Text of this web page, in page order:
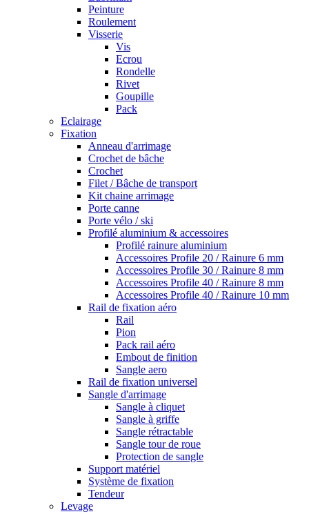
Peinture
Roulement
Visserie
Vis
Ecrou
Rondelle
Rivet
Goupille
Pack
Eclairage
Fixation
Anneau d'arrimage
Crochet de bâche
Crochet
Filet / Bâche de transport
Kit chaine arrimage
Porte canne
Porte vélo / ski
Profilé aluminium & accessoires
Profilé rainure aluminium
Accessoires Profile 20 / Rainure 6 mm
Accessoires Profile 30 / Rainure 8 mm
Accessoires Profile 40 / Rainure 8 mm
Accessoires Profile 40 / Rainure 10 mm
Rail de fixation aéro
Rail
Pion
Pack rail aéro
Embout de finition
Sangle aero
Rail de fixation universel
Sangle d'arrimage
Sangle à cliquet
Sangle à griffe
Sangle rétractable
Sangle tour de roue
Protection de sangle
Support matériel
Système de fixation
Tendeur
Levage